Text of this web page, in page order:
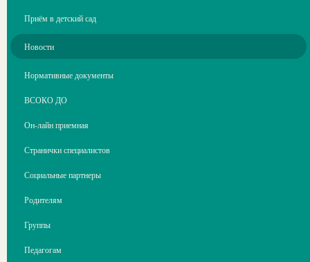
Приём в детский сад
Новости
Нормативные документы
ВСОКО ДО
Он-лайн приемная
Странички специалистов
Социальные партнеры
Родителям
Группы
Педагогам